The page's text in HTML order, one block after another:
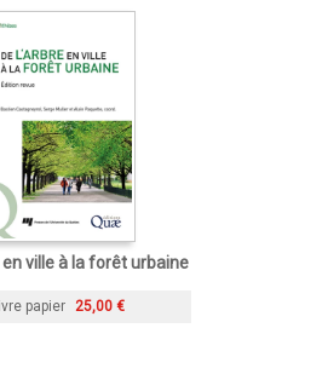
en ville à la forêt urbaine
papier 25,00 €